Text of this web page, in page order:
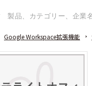
Google Workspace拡張機能